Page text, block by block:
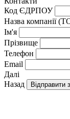
Код ЄДРПОУ
Назва компанії
Ім'я
Прізвище
Телефон
Email
Далі
Назад
Відправити